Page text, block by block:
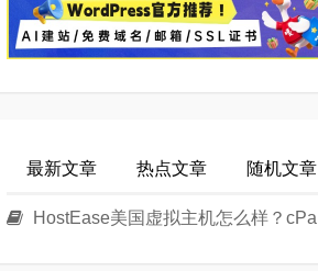
最新文章 热点文章 随机文章
HostEase美国虚拟主机怎么样？cPanel面板美国Linux主机方案介绍